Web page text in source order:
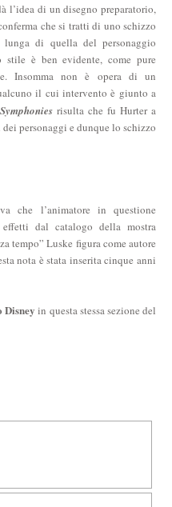
l’idea di un disegno preparatorio,
che si tratti di uno schizzo
di quella del personaggio
è ben evidente, come pure
Insomma non è opera di un
il cui intervento è giunto a
risulta che fu Hurter a
personaggi e dunque lo schizzo
che l’animatore in questione
dal catalogo della mostra
tempo” Luske figura come autore
nota è stata inserita cinque anni
Disneyin questa stessa sezione del